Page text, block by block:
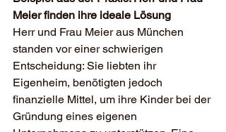
Meier finden ihre ideale Lösung
Herr und Frau Meier aus München
standen vor einer schwierigen
Entscheidung: Sie liebten ihr
Eigenheim, benötigten jedoch
finanzielle Mittel, um ihre Kinder bei der
Gründung eines eigenen